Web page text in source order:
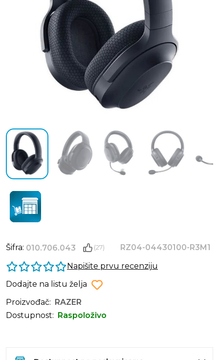
Šifra: 010.706.043 (27)
RZ04-04430100-R3M1
Napišite prvu recenziju
Dodajte na listu želja
Proizvođač:
RAZER
Dostupnost:
Raspoloživo